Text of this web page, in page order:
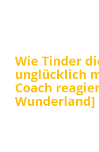
Wie Tinder
unglücklich
Coach
Wunderland]